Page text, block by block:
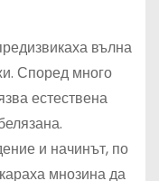
вълна
Според много
естествена
и начинът, по
мнозина да